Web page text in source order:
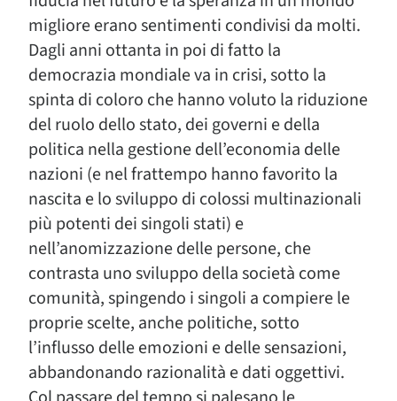
migliore erano sentimenti condivisi da molti.
Dagli anni ottanta in poi di fatto la
democrazia mondiale va in crisi, sotto la
spinta di coloro che hanno voluto la riduzione
del ruolo dello stato, dei governi e della
politica nella gestione dell’economia delle
nazioni (e nel frattempo hanno favorito la
nascita e lo sviluppo di colossi multinazionali
più potenti dei singoli stati) e
nell’anomizzazione delle persone, che
contrasta uno sviluppo della società come
comunità, spingendo i singoli a compiere le
proprie scelte, anche politiche, sotto
l’influsso delle emozioni e delle sensazioni,
abbandonando razionalità e dati oggettivi.